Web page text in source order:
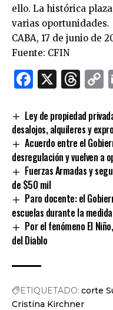
ello. La histórica
varias oportunidades.
CABA, 17 de junio de
Fuente: CFIN
X
Ley de propiedad
desalojos, alquileres y
Acuerdo entre el
desregulación y vuelven a
Fuerzas Armadas y
de $50 mil
Paro docente: el
escuelas durante la
Por el fenómeno El
del Diablo
ETIQUETADO: corte
Cristina Kirchner